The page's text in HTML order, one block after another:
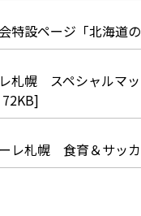
特設ページ「北海道
札幌 スペシャルマ
レ札幌 食育＆サッ